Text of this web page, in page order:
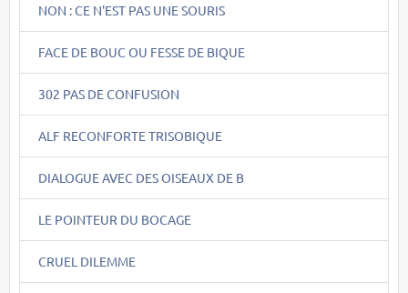
NON : CE N'EST PAS UNE SOURIS
FACE DE BOUC OU FESSE DE BIQUE
302 PAS DE CONFUSION
ALF RECONFORTE TRISOBIQUE
DIALOGUE AVEC DES OISEAUX DE B
LE POINTEUR DU BOCAGE
CRUEL DILEMME